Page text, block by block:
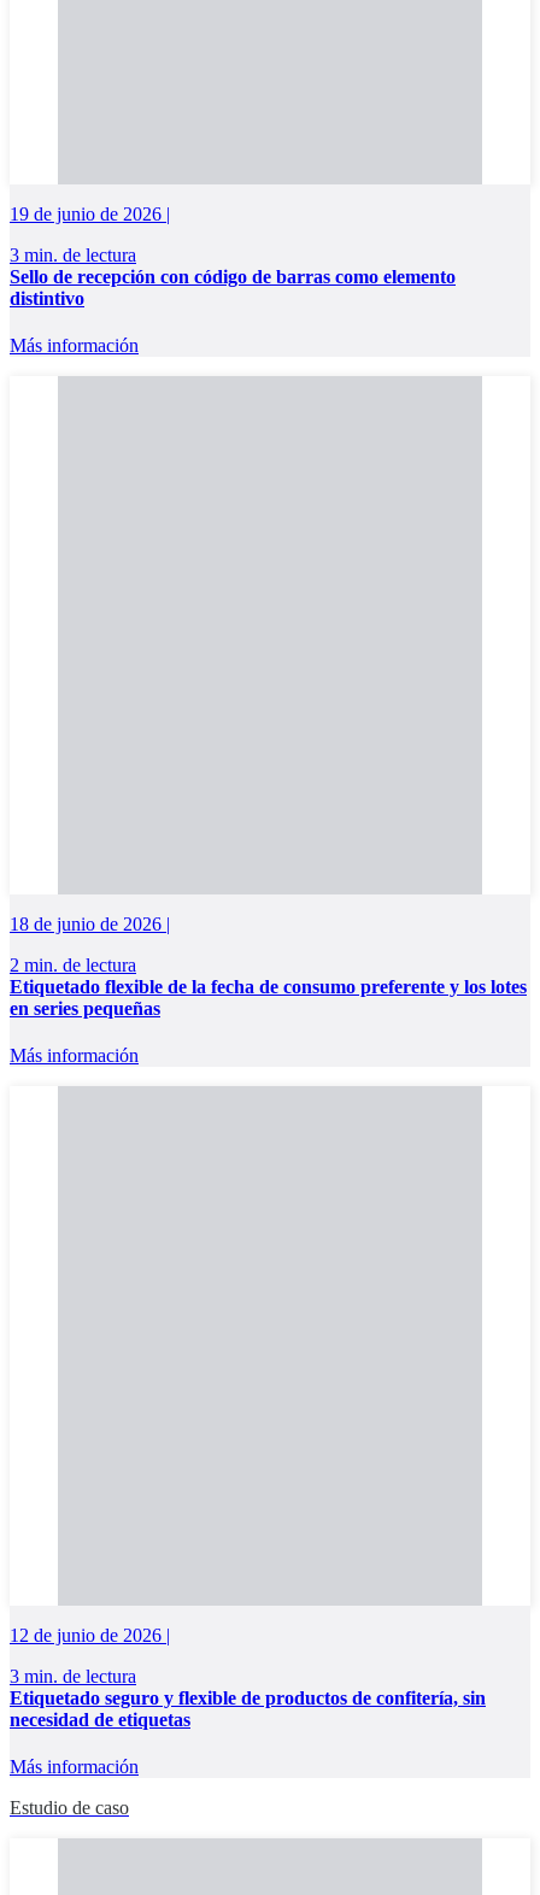
19 de junio de 2026 |
3 min. de lectura
Sello de recepción con código de barras como elemento
distintivo
Más información
18 de junio de 2026 |
2 min. de lectura
Etiquetado flexible de la fecha de consumo preferente y los lotes
en series pequeñas
Más información
12 de junio de 2026 |
3 min. de lectura
Etiquetado seguro y flexible de productos de confitería, sin
necesidad de etiquetas
Más información
Estudio de caso